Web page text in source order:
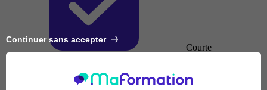
Courte
Continuer sans accepter